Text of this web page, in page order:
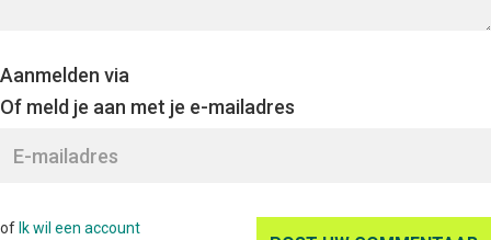
Aanmelden via
Of meld je aan met je e-mailadres
of Ik wil een account